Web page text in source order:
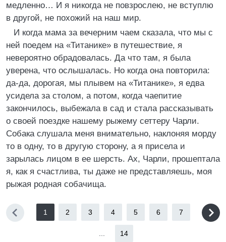
медленно… И я никогда не повзрослею, не вступлю
в другой, не похожий на наш мир.
И когда мама за вечерним чаем сказала, что мы с
ней поедем на «Титанике» в путешествие, я
невероятно обрадовалась. Да что там, я была
уверена, что ослышалась. Но когда она повторила:
да-да, дорогая, мы плывем на «Титанике», я едва
усидела за столом, а потом, когда чаепитие
закончилось, выбежала в сад и стала рассказывать
о своей поездке нашему рыжему сеттеру Чарли.
Собака слушала меня внимательно, наклоняя морду
то в одну, то в другую сторону, а я присела и
зарылась лицом в ее шерсть. Ах, Чарли, прошептала
я, как я счастлива, ты даже не представляешь, моя
рыжая родная собачища.
1 2 3 4 5 6 7
14